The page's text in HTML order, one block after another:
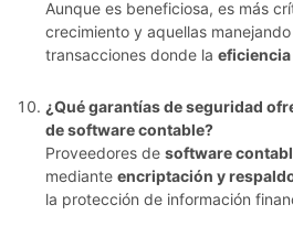
Aunque es beneficiosa, es más
crecimiento y aquellas
transacciones donde la eficiencia
¿Qué garantías de seguridad
de software contable?
Proveedores de software
mediante encriptación y
la protección de información